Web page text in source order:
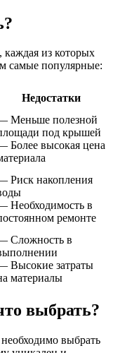
из которых
самые популярные:
Недостатки
Меньше полезной
под крышей
Более высокая цена
Риск накопления
Необходимость в
ремонте
Сложность в
Высокие затраты
материалы
выбрать?
выбрать